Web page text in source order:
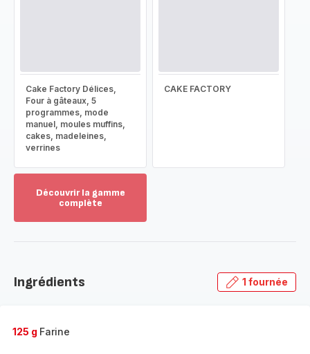
Cake Factory Délices,
Four à gâteaux, 5
programmes, mode
manuel, moules muffins,
cakes, madeleines,
verrines
CAKE FACTORY
Découvrir la gamme
complète
gamme
Ingrédients 1 fournée
125 g Farine